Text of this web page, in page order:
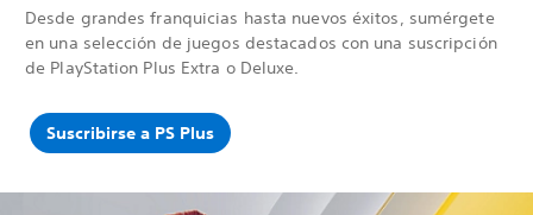
Desde grandes franquicias hasta nuevos éxitos, sumérgete
en una selección de juegos destacados con una suscripción
de PlayStation Plus Extra o Deluxe.
Suscribirse a PS Plus